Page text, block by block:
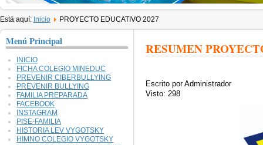
Está aquí: Inicio PROYECTO EDUCATIVO 2027
Menú Principal
INICIO
FICHA COLEGIO MINEDUC
PREVENIR CIBERBULLYING
PREVENIR BULLYING
FAMILIA PREPARADA
FACEBOOK
INSTAGRAM
PISE-FAMILIA
HISTORIA LEV VYGOTSKY
HIMNO COLEGIO VYGOTSKY
RESUMEN
Escrito por Administrador
Visto: 298